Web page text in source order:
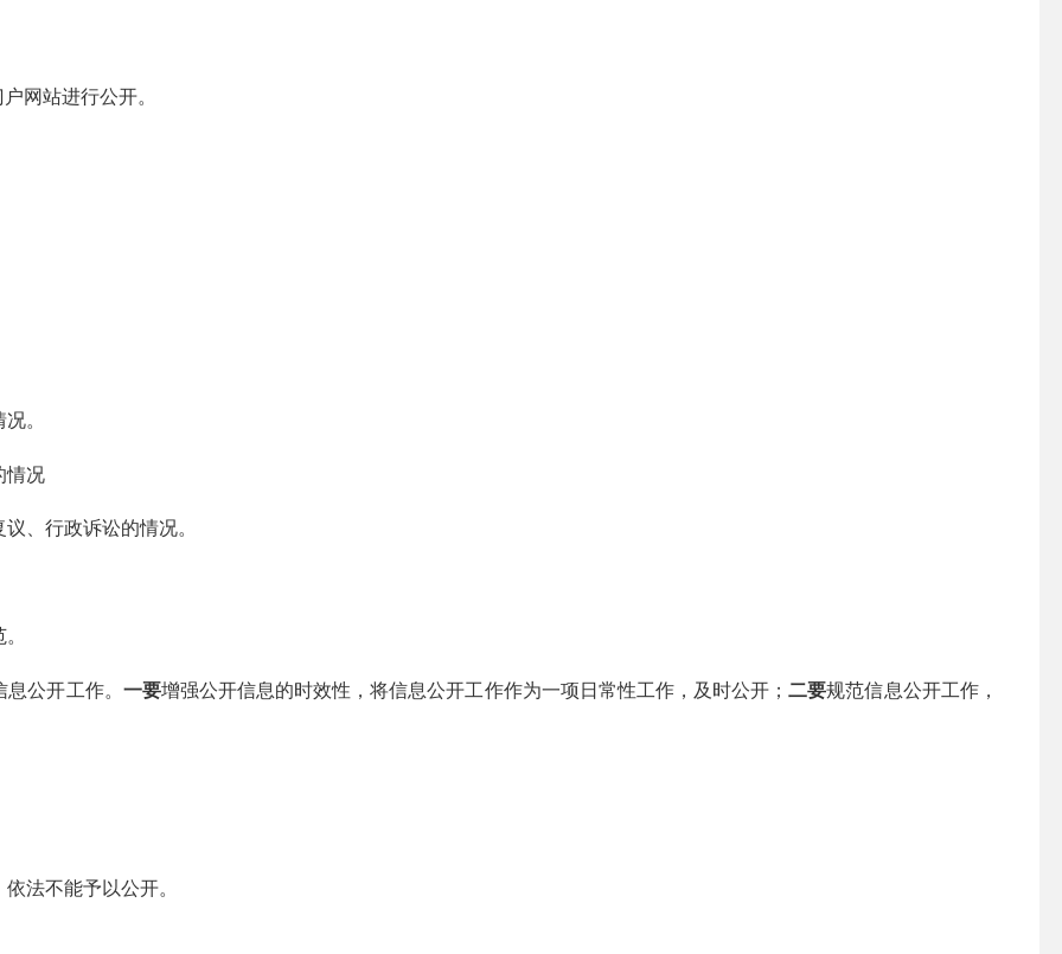
网站进行公开。
。
情况
、行政诉讼的情况。
公开工作。 一要增强公开信息的时效性，将信息公开工作作为一项日常性工作，及时公开；二要规范信息公开工作，
法不能予以公开。